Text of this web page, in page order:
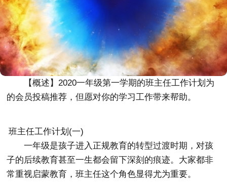
【概述】2020一年级第一学期的班主任工作计划为
的会员投稿推荐，但愿对你的学习工作带来帮助。
班主任工作计划(一)
一年级是孩子进入正规教育的转型过渡时期，对孩
子的后续教育甚至一生都会留下深刻的痕迹。大家都非
常重视启蒙教育，班主任这个角色显得尤为重要。